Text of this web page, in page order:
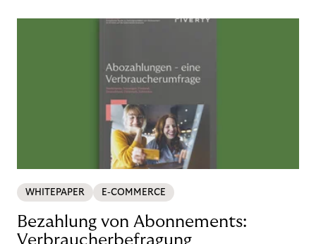
WHITEPAPER E-COMMERCE
Bezahlung von Abonnements:
Verbraucherbefragung